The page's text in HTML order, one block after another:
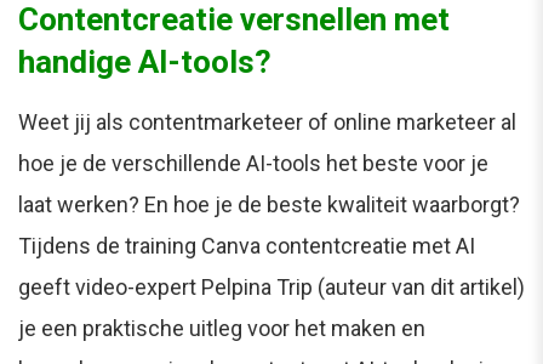
Contentcreatie versnellen met
handige AI-tools?
Weet jij als contentmarketeer of online marketeer al
hoe je de verschillende AI-tools het beste voor je
laat werken? En hoe je de beste kwaliteit waarborgt?
Tijdens de training Canva contentcreatie met AI
geeft video-expert Pelpina Trip (auteur van dit artikel)
je een praktische uitleg voor het maken en